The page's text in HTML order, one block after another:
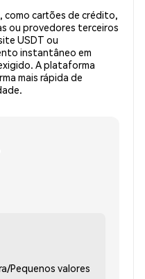
como cartões de crédito,
ou provedores terceiros
USDT ou
instantâneo em
A plataforma
mais rápida de
Pequenos valores